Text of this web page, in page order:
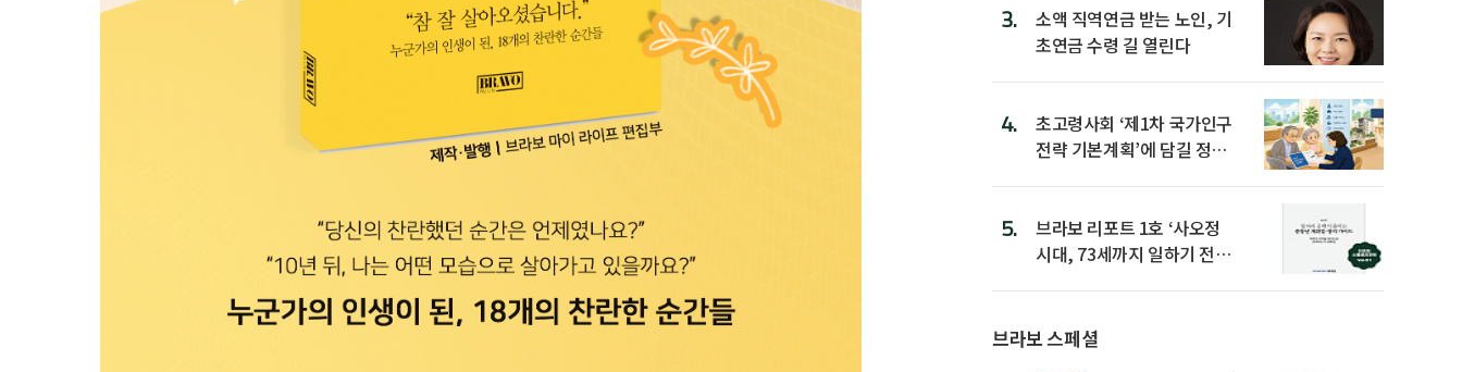
3.
소액 직역연금 받는 노인, 기
초연금 수령 길 열린다
4.
초고령사회 ‘제1차 국가인구
전략 기본계획’에 담길 정책
5.
브라보 리포트 1호 ‘사오정
시대, 73세까지 일하기 전략’
브라보 스페셜